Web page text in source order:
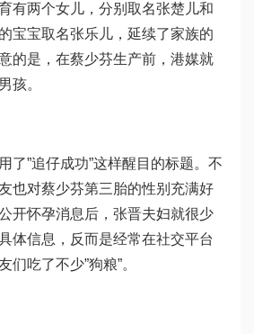
有两个女儿，分别取名张楚儿和
宝宝取名张乐儿，延续了家族的
的是，在蔡少芬生产前，港媒就
孩。
了”追仔成功”这样醒目的标题。不
也对蔡少芬第三胎的性别充满好
开怀孕消息后，张晋夫妇就很少
体信息，反而是经常在社交平台
们吃了不少”狗粮”。